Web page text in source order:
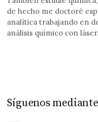
de hecho me doctoré
analítica trabajando en
análisis químico con láser.
Síguenos mediante